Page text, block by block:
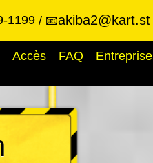
1199 📧akiba2@kart.st
Accès FAQ Entreprise